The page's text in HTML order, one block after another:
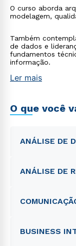
O curso aborda
modelagem,
Também
de dados e
fundamentos
informação.
Ler mais
O que você
ANÁLISE DE
ANÁLISE DE
BUSINESS